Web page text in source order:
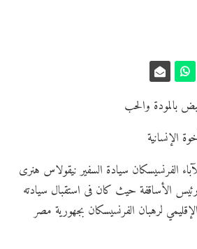
بالمودة والحب
الإنسانية
الفرنسيسكان سيادة السفير نيقولاس هنرى
الأساقفة حيث كان فى استقبال سيادته
لرهبان الفرنسيسكان بجهورية مصر